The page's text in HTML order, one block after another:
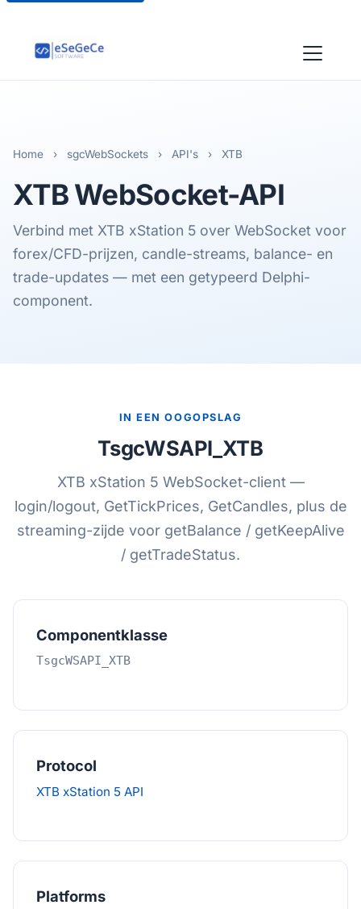
Home › sgcWebSockets › API's › XTB
XTBWebSocket-API
Verbind met XTB xStation 5 over WebSocket voor
forex/CFD-prijzen, candle-streams, balance- en
trade-updates — met een getypeerd Delphi-
component.
IN EEN OOGOPSLAG
TsgcWSAPI_XTB
XTB xStation 5 WebSocket-client —
login/logout, GetTickPrices, GetCandles, plus de
streaming-zijde voor getBalance / getKeepAlive
/ getTradeStatus.
Componentklasse
TsgcWSAPI_XTB
Protocol
XTB xStation 5 API
Platforms